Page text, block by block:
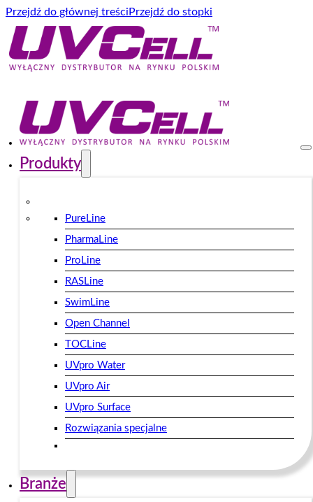
Przejdź do głównej treści Przejdź do stopki
Produkty
PureLine
PharmaLine
ProLine
RASLine
SwimLine
Open Channel
TOCLine
UVpro Water
UVpro Air
UVpro Surface
Rozwiązania specjalne
Branże